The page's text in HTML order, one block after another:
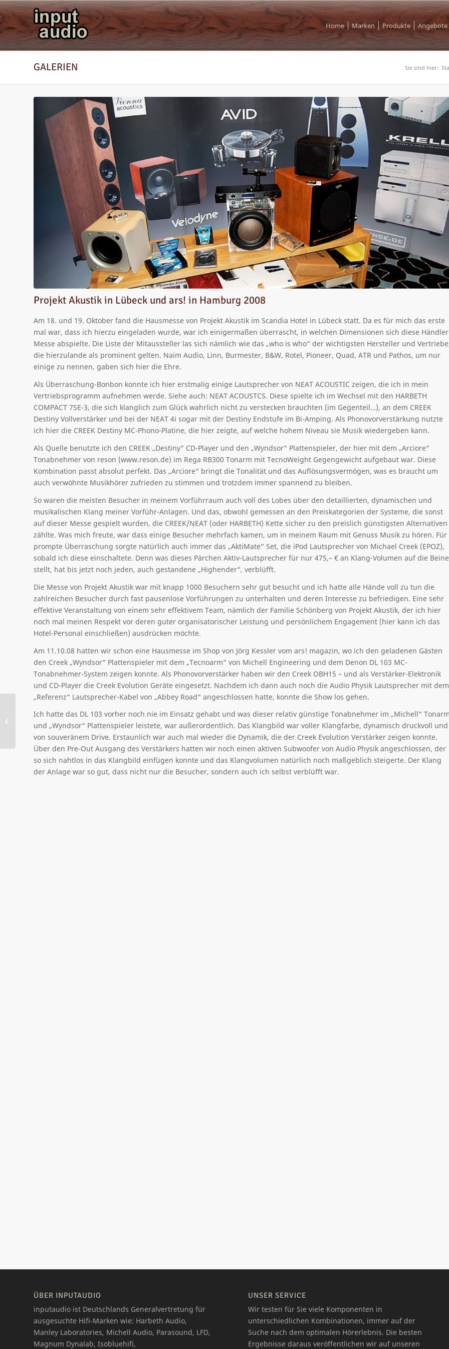
Home Marken Produkte Angebote
GALERIEN Sie sind hier:
Projekt Akustik in Lübeck und ars! in Hamburg 2008
Am 18. und 19. Oktober fand die Hausmesse von Projekt Akustik im Scandia Hotel in Lübeck statt. Da es für mich das erste
mal war, dass ich hierzu eingeladen wurde, war ich einigermaßen überrascht, in welchen Dimensionen sich diese
Messe abspielte. Die Liste der Mitaussteller las sich nämlich wie das „who is who“ der wichtigsten Hersteller und
die hierzulande als prominent gelten. Naim Audio, Linn, Burmester, B&W, Rotel, Pioneer, Quad, ATR und Pathos, um nur
einige zu nennen, gaben sich hier die Ehre.
Als Überraschung-Bonbon konnte ich hier erstmalig einige Lautsprecher von NEAT ACOUSTIC zeigen, die ich in mein
Vertriebsprogramm aufnehmen werde. Siehe auch: NEAT ACOUSTCS. Diese spielte ich im Wechsel mit den HARBETH
COMPACT 7SE-3, die sich klanglich zum Glück wahrlich nicht zu verstecken brauchten (im Gegenteil…), an dem CREEK
Destiny Vollverstärker und bei der NEAT 4i sogar mit der Destiny Endstufe im Bi-Amping. Als Phonovorverstärkung nutzte
ich hier die CREEK Destiny MC-Phono-Platine, die hier zeigte, auf welche hohem Niveau sie Musik wiedergeben kann.
Als Quelle benutzte ich den CREEK „Destiny“ CD-Player und den „Wyndsor“ Plattenspieler, der hier mit dem „Arciore“
Tonabnehmer von reson (www.reson.de) im Rega RB300 Tonarm mit TecnoWeight Gegengewicht aufgebaut war. Diese
Kombination passt absolut perfekt. Das „Arciore“ bringt die Tonalität und das Auflösungsvermögen, was es braucht um
auch verwöhnte Musikhörer zufrieden zu stimmen und trotzdem immer spannend zu bleiben.
So waren die meisten Besucher in meinem Vorführraum auch voll des Lobes über den detaillierten, dynamischen und
musikalischen Klang meiner Vorführ-Anlagen. Und das, obwohl gemessen an den Preiskategorien der Systeme, die sonst
auf dieser Messe gespielt wurden, die CREEK/NEAT (oder HARBETH) Kette sicher zu den preislich günstigsten Alternativen
zählte. Was mich freute, war dass einige Besucher mehrfach kamen, um in meinem Raum mit Genuss Musik zu hören. Für
prompte Überraschung sorgte natürlich auch immer das „AktiMate“ Set, die iPod Lautsprecher von Michael Creek (EPOZ),
sobald ich diese einschaltete. Denn was dieses Pärchen Aktiv-Lautsprecher für nur 475,– € an Klang-Volumen auf die Beine
stellt, hat bis jetzt noch jeden, auch gestandene „Highender“, verblüfft.
Die Messe von Projekt Akustik war mit knapp 1000 Besuchern sehr gut besucht und ich hatte alle Hände voll zu tun die
zahlreichen Besucher durch fast pausenlose Vorführungen zu unterhalten und deren Interesse zu befriedigen. Eine sehr
effektive Veranstaltung von einem sehr effektivem Team, nämlich der Familie Schönberg von Projekt Akustik, der ich hier
noch mal meinen Respekt vor deren guter organisatorischer Leistung und persönlichem Engagement (hier kann ich das
Hotel-Personal einschließen) ausdrücken möchte.
Am 11.10.08 hatten wir schon eine Hausmesse im Shop von Jörg Kessler vom ars! magazin, wo ich den geladenen Gästen
den Creek „Wyndsor“ Plattenspieler mit dem „Tecnoarm“ von Michell Engineering und dem Denon DL 103 MC-
Tonabnehmer-System zeigen konnte. Als Phonovorverstärker haben wir den Creek OBH15 – und als Verstärker-Elektronik
und CD-Player die Creek Evolution Geräte eingesetzt. Nachdem ich dann auch noch die Audio Physik Lautsprecher mit dem
„Referenz“ Lautsprecher-Kabel von „Abbey Road“ angeschlossen hatte, konnte die Show los gehen.
Ich hatte das DL 103 vorher noch nie im Einsatz gehabt und was dieser relativ günstige Tonabnehmer im „Michell“
und „Wyndsor“ Plattenspieler leistete, war außerordentlich. Das Klangbild war voller Klangfarbe, dynamisch druckvoll und
von souveränem Drive. Erstaunlich war auch mal wieder die Dynamik, die der Creek Evolution Verstärker zeigen konnte.
Über den Pre-Out Ausgang des Verstärkers hatten wir noch einen aktiven Subwoofer von Audio Physik angeschlossen, der
so sich nahtlos in das Klangbild einfügen konnte und das Klangvolumen natürlich noch maßgeblich steigerte. Der Klang
der Anlage war so gut, dass nicht nur die Besucher, sondern auch ich selbst verblüfft war.
ÜBER INPUTAUDIO
inputaudio ist Deutschlands Generalvertretung für
ausgesuchte Hifi-Marken wie: Harbeth Audio,
Manley Laboratories, Michell Audio, Parasound, LFD,
Magnum Dynalab, Isobluehifi,
UNSER SERVICE
Wir testen für Sie viele Komponenten in
unterschiedlichen Kombinationen, immer auf der
Suche nach dem optimalen Hörerlebnis. Die besten
Ergebnisse daraus veröffentlichen wir auf unseren
World of Hifi in Bremen